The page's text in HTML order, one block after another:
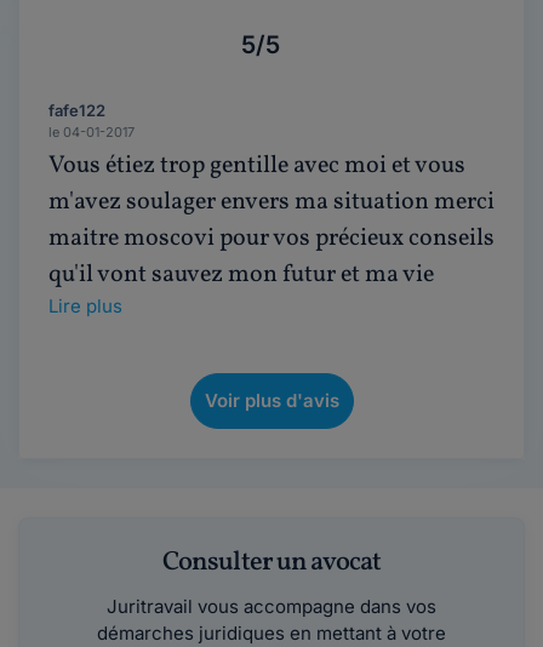
5/5
fafe122
le 04-01-2017
Vous étiez trop gentille avec moi et vous
m'avez soulager envers ma situation merci
maitre moscovi pour vos précieux conseils
qu'il vont sauvez mon futur et ma vie
Lire plus
Voir plus d'avis
Consulter un avocat
Juritravail vous accompagne dans vos
démarches juridiques en mettant à votre